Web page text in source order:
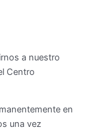
a nuestro
Centro
en
una vez